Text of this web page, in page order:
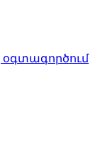
օգտագործում